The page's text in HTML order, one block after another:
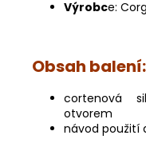
Výrobce:
Obsah balení:
cortenová
otvorem
návod použití